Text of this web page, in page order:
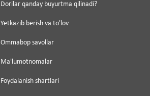
Dorilar qanday buyurtma qilinadi?
Yetkazib berish va to'lov
Ommabop savollar
Ma'lumotnomalar
Foydalanish shartlari